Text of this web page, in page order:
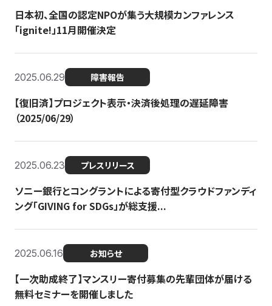
日本初、全国の認定NPOが集う大規模カンファレンス
「ignite!」11月開催決定
2025.06.29 障害報告
【復旧済】プロジェクト表示・決済後処理の遅延障害
（2025/06/29）
2025.06.23 プレスリリース
ソニー銀行とコングラントによる寄付型クラウドファンディ
ング「GIVING for SDGs」が総支援...
2025.06.16 お知らせ
【一次助成終了】マンスリー寄付募集の先輩団体が届ける
無料セミナーを開催しました